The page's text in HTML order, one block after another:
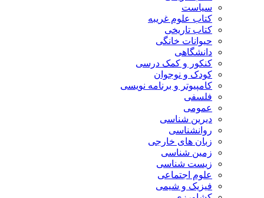
سیاست
کتاب علوم غریبه
کتاب تاریخی
حیوانات خانگی
دانشگاهی
کنکور و کمک‌ درسی
کودک و نوجوان
کامپیوتر و برنامه نویسی
فلسفی
عمومی
دیرین شناسی
روانشناسی
زبان های خارجی
زمین شناسی
زیست شناسی
علوم اجتماعی
فیزیک و شیمی